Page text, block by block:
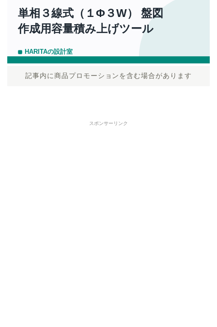
記事内に商品プロモーションを含む場合があります
スポンサーリンク